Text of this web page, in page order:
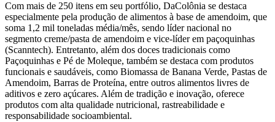
Com mais de 250 itens em seu portfólio, DaColônia se destaca
especialmente pela produção de alimentos à base de amendoim, que
soma 1,2 mil toneladas média/mês, sendo líder nacional no
segmento creme/pasta de amendoim e vice-líder em paçoquinhas
(Scanntech). Entretanto, além dos doces tradicionais como
Paçoquinhas e Pé de Moleque, também se destaca com produtos
funcionais e saudáveis, como Biomassa de Banana Verde, Pastas de
Amendoim, Barras de Proteína, entre outros alimentos livres de
aditivos e zero açúcares. Além de tradição e inovação, oferece
produtos com alta qualidade nutricional, rastreabilidade e
responsabilidade socioambiental.